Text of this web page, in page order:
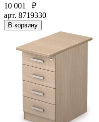
10 001
₽
арт. 8719330
В корзину